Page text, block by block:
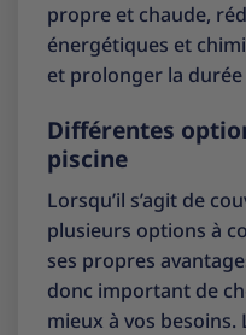
propre et chaude,
énergétiques et
et prolonger la
Différentes
piscine
Lorsqu’il s’agit de
plusieurs options à
ses propres
donc important de
mieux à vos besoins.